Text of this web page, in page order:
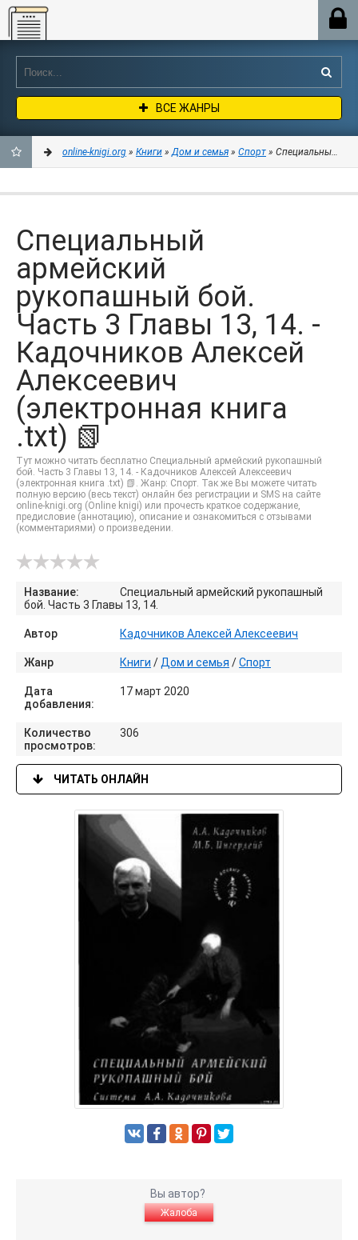
Online-knigi.org
ВСЕ ЖАНРЫ
ЗАКЛАДКИ
online-knigi.org » Книги »Дом и семья » Спорт » Специальный
Специальный
армейский
рукопашный бой.
Часть 3 Главы 13, 14. -
Кадочников Алексей
Алексеевич
(электронная книга
.txt) 📗
Тут можно читать бесплатно Специальный армейский рукопашный
бой. Часть 3 Главы 13, 14. - Кадочников Алексей Алексеевич
(электронная книга .txt) 📗. Жанр: Спорт. Так же Вы можете читать
полную версию (весь текст) онлайн без регистрации и SMS на сайте
online-knigi.org (Online knigi) или прочесть краткое содержание,
предисловие (аннотацию), описание и ознакомиться с отзывами
(комментариями) о произведении.
Название:
Специальный армейский рукопашный
бой. Часть 3 Главы 13, 14.
Автор Кадочников Алексей Алексеевич
Жанр Книги / Дом и семья /Спорт
Дата
добавления:
17 март 2020
Количество
просмотров:
306
ЧИТАТЬ ОНЛАЙН
Вы автор?
Жалоба